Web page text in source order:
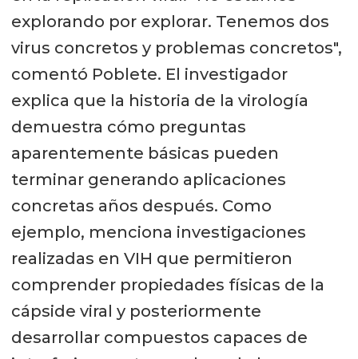
explorando por explorar. Tenemos dos
virus concretos y problemas concretos",
comentó Poblete. El investigador
explica que la historia de la virología
demuestra cómo preguntas
aparentemente básicas pueden
terminar generando aplicaciones
concretas años después. Como
ejemplo, menciona investigaciones
realizadas en VIH que permitieron
comprender propiedades físicas de la
cápside viral y posteriormente
desarrollar compuestos capaces de